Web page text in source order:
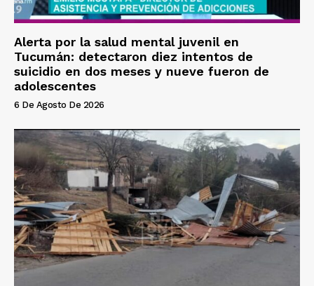
Alerta por la salud mental juvenil en
Tucumán: detectaron diez intentos de
suicidio en dos meses y nueve fueron de
adolescentes
6 De Agosto De 2026